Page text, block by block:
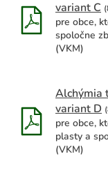
variant C
pre obce,
spoločne
(VKM)
Alchýmia
variant D
pre obce,
plasty a
(VKM)